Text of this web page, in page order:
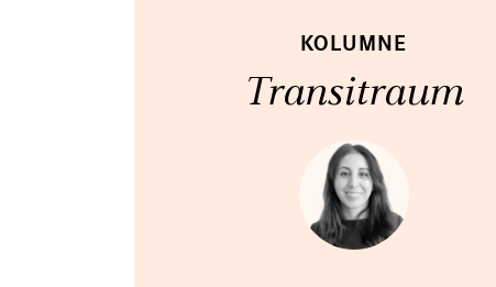
KOLUMNE
Transitraum